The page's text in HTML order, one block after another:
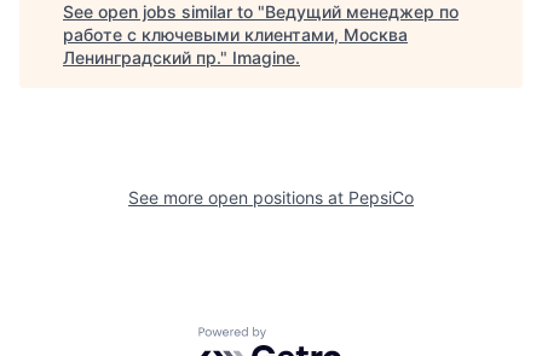
See open jobs similar to "Ведущий менеджер по
работе с ключевыми клиентами, Москва
Ленинградский пр." Imagine.
See more open positions at PepsiCo
Powered by Getro.com